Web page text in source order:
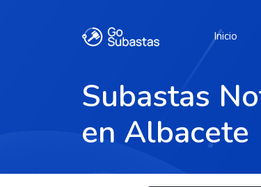
Inicio
Subastas
en Albacete